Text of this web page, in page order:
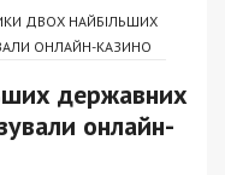
ДВОХ НАЙБІЛЬШИХ
ОНЛАЙН-КАЗИНО
державних
онлайн-